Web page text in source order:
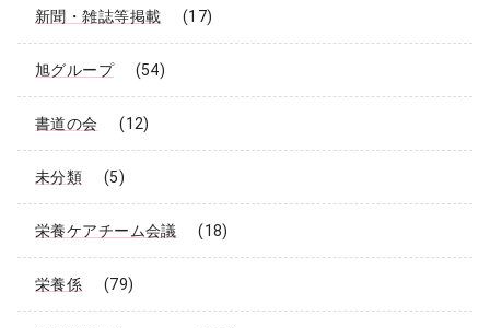
新聞・雑誌等掲載 (17)
旭グループ (54)
書道の会 (12)
未分類 (5)
栄養ケアチーム会議 (18)
栄養係 (79)